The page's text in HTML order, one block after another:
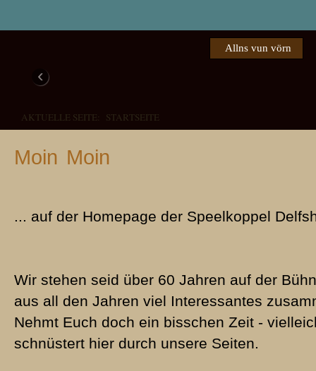
Allns vun vörn
Das weer een Schuss in de Büx!
Verdreite Verwandschaft
Piepen foer de Peer
Familie Pingel
‹
AKTUELLE SEITE: STARTSEITE
Moin Moin
... auf der Homepage der Speelkoppel
Wir stehen seid über 60 Jahren auf der
aus all den Jahren viel Interessantes
Nehmt Euch doch ein bisschen Zeit -
schnüstert hier durch unsere Seiten.